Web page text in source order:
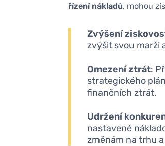
řízení nákladů, mohou
Zvýšení
zvýšit svou marži
Omezení ztrát:
strategického
finančních ztrát.
Udržení
nastavené
změnám na trhu